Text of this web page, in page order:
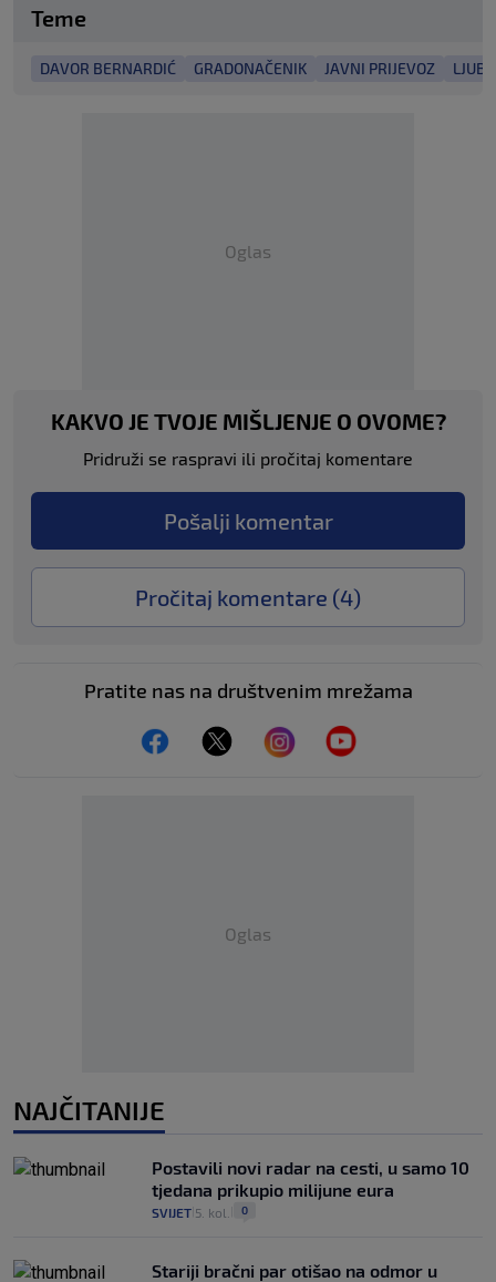
Teme
DAVOR BERNARDIĆ GRADONAČENIK JAVNI PRIJEVOZ
Oglas
KAKVO JE TVOJE MIŠLJENJE O OVOME?
Pridruži se raspravi ili pročitaj komentare
Pošalji komentar
Pročitaj komentare (4)
Pratite nas na društvenim mrežama
Oglas
NAJČITANIJE
Postavili novi radar na cesti, u samo 10
tjedana prikupio milijune eura
SVIJET 5. kol. 0
Stariji bračni par otišao na odmor u